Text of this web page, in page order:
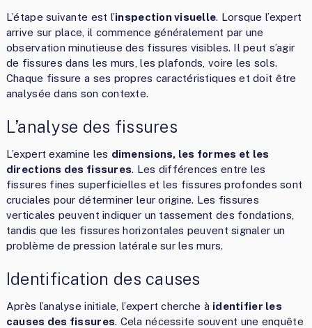
L’étape suivante est l’inspection visuelle. Lorsque l’expert
arrive sur place, il commence généralement par une
observation minutieuse des fissures visibles. Il peut s’agir
de fissures dans les murs, les plafonds, voire les sols.
Chaque fissure a ses propres caractéristiques et doit être
analysée dans son contexte.
L’analyse des fissures
L’expert examine les dimensions, les formes et les
directions des fissures. Les différences entre les
fissures fines superficielles et les fissures profondes sont
cruciales pour déterminer leur origine. Les fissures
verticales peuvent indiquer un tassement des fondations,
tandis que les fissures horizontales peuvent signaler un
problème de pression latérale sur les murs.
Identification des causes
Après l’analyse initiale, l’expert cherche à identifier les
causes des fissures. Cela nécessite souvent une enquête